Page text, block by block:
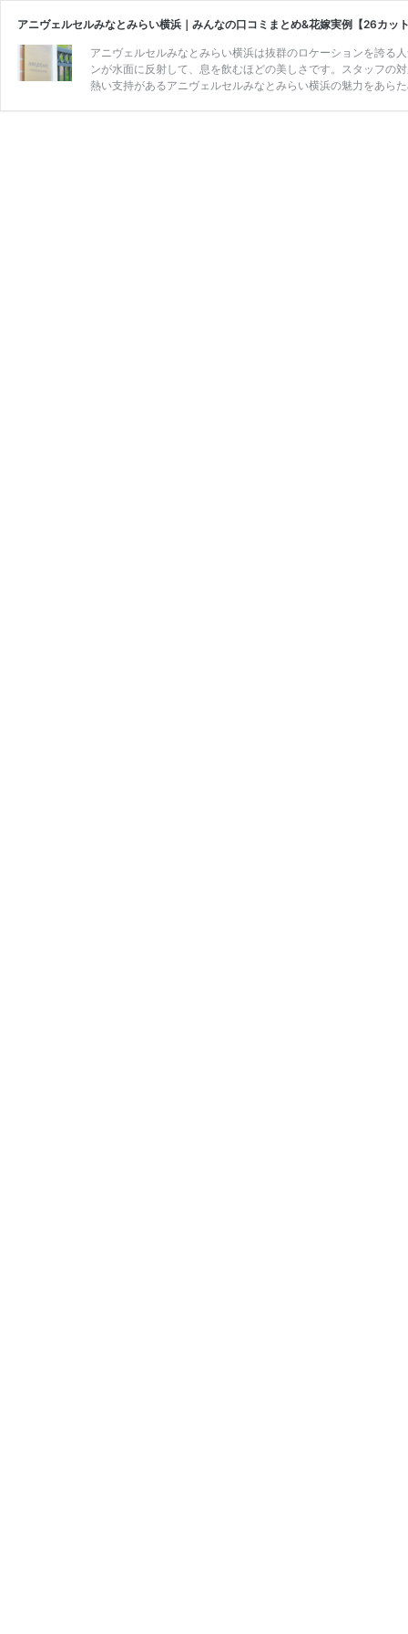
アニヴェルセルみなとみらい横浜｜みんなの口コミまとめ&花嫁実例【26カッ
アニヴェルセルみなとみらい横浜は抜群のロケーションを誇る
ンが水面に反射して、息を飲むほどの美しさです。スタッフの
熱い支持があるアニヴェルセルみなとみらい横浜の魅力をあら